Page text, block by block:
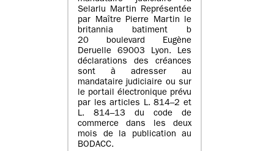
Selarlu Martin Représentée
par Maître Pierre Martin le
britannia batiment b
20 boulevard Eugène
Deruelle 69003 Lyon. Les
déclarations des créances
sont à adresser au
mandataire judiciaire ou sur
le portail électronique prévu
par les articles L. 814–2 et
L. 814–13 du code de
commerce dans les deux
mois de la publication au
BODACC.